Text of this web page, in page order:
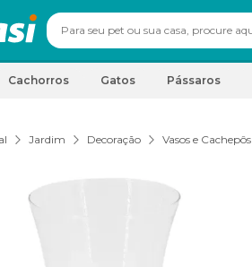
Cachorros Gatos Pássaros
Jardim Decoração Vasos e Cachepôs